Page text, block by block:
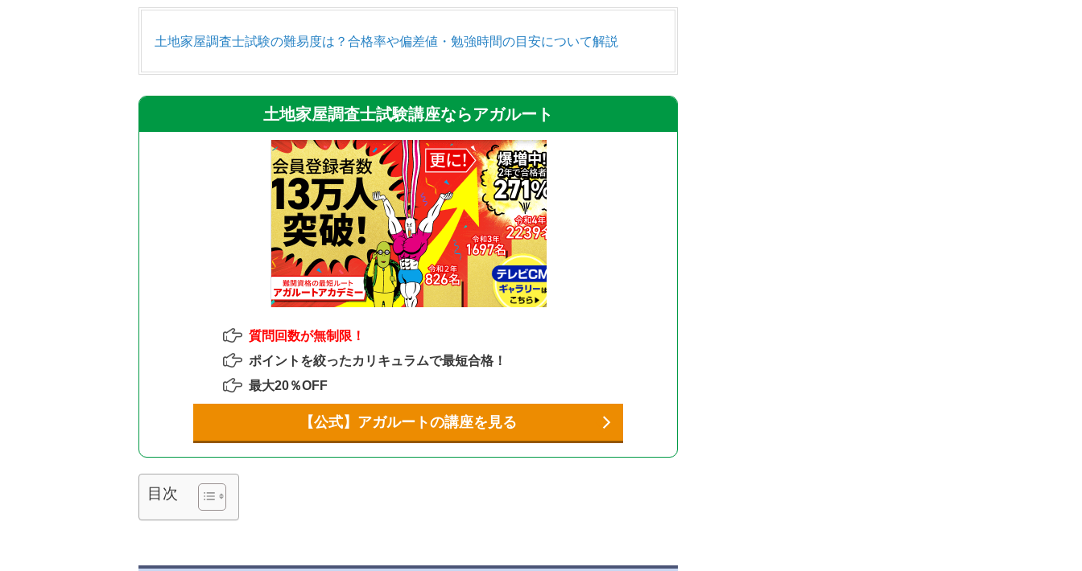
土地家屋調査士試験の難易度は？合格率や偏差値・勉強時間の目安について解説
土地家屋調査士試験講座ならアガルート
質問回数が無制限！
ポイントを絞ったカリキュラムで最短合格！
最大20％OFF
【公式】アガルートの講座を見る
目次